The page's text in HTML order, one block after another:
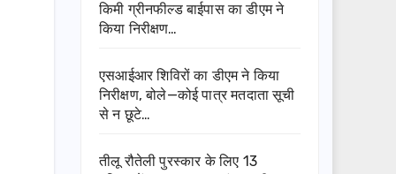
किमी ग्रीनफील्ड बाईपास का डीएम ने
किया निरीक्षण…
एसआईआर शिविरों का डीएम ने किया
निरीक्षण, बोले—कोई पात्र मतदाता सूची
से न छूटे…
तीलू रौतेली पुरस्कार के लिए 13